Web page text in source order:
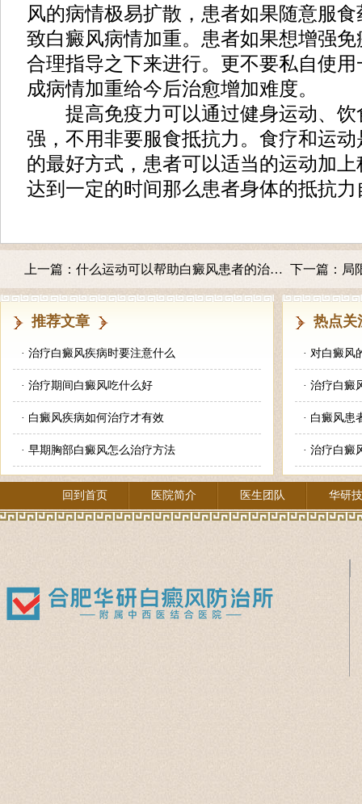
风的病情极易扩散，患者如果随意服
致白癜风病情加重。患者如果想增强
合理指导之下来进行。更不要私自使
成病情加重给今后治愈增加难度。
提高免疫力可以通过健身运动、饮
强，不用非要服食抵抗力。食疗和运
的最好方式，患者可以适当的运动加
达到一定的时间那么患者身体的抵抗
上一篇： 什么运动可以帮助白癜风患者的治疗呢 下一篇： 局
推荐文章
· 治疗白癜风疾病时要注意什么
· 治疗期间白癜风吃什么好
· 白癜风疾病如何治疗才有效
· 早期胸部白癜风怎么治疗方法
热点
· 对白癜风
· 治疗白癜
· 白癜风患
· 治疗白癜
回到首页 医院简介 医生团队 华研